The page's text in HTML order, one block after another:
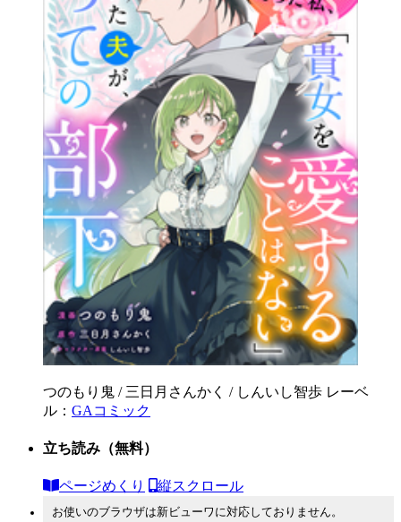
つのもり鬼 / 三日月さんかく / しんいし智歩 レーベ
ル： GAコミック
立ち読み （無料）
ページめくり 縦スクロール
お使いのブラウザは新ビューワに対応しておりません。